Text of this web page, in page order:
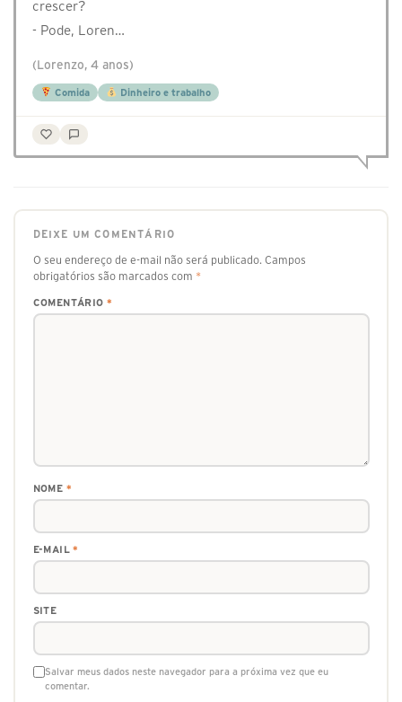
crescer?
- Pode, Loren…
(Lorenzo, 4 anos)
Comida Dinheiro e trabalho
DEIXE UM COMENTÁRIO
O seu endereço de e-mail não será publicado. Campos
obrigatórios são marcados com *
COMENTÁRIO *
NOME *
E-MAIL*
SITE
Salvar meus dados neste navegador para a próxima vez que eu
comentar.